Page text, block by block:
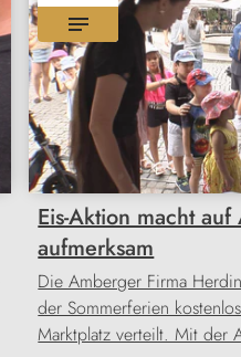
Eis-Aktion macht
aufmerksam
Die Amberger Firma
der Sommerferien
Marktplatz verteilt. Mit der